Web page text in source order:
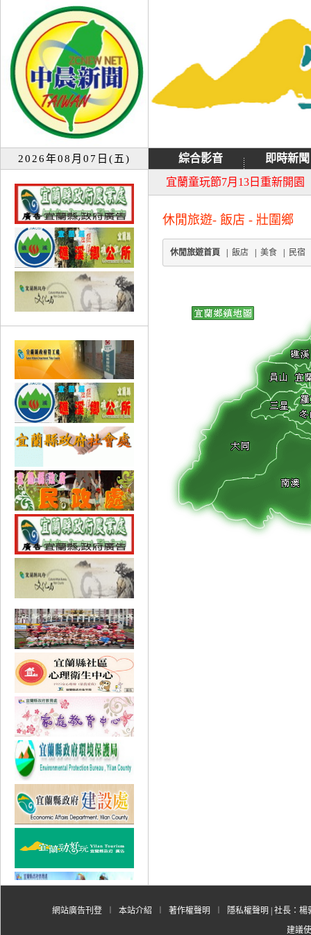
2026年08月07日(五) 綜合影音
即時新聞
宜蘭童玩節7月13日重新開園
大同音樂祭延期至8月9日禮
休閒旅遊- 飯店 - 壯圍鄉
休閒旅遊首頁 飯店 美食 民宿
網站廣告刊登 本站介紹 著作權聲明 隱私權聲明 | 社長：
建議